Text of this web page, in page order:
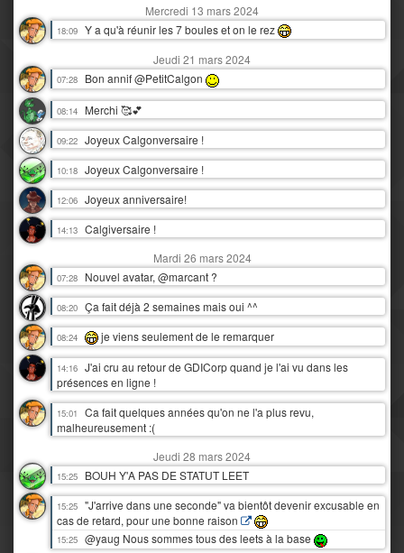
Mercredi 13 mars 2024
18:09 Y a qu'à réunir les 7 boules et on le rez
Jeudi 21 mars 2024
07:28 Bon annif @PetitCalgon
08:14 Merchi 🥰💕
09:22 Joyeux Calgonversaire !
10:18 Joyeux Calgonversaire !
12:06 Joyeux anniversaire!
14:13 Calgiversaire !
Mardi 26 mars 2024
07:28 Nouvel avatar, @marcant ?
08:20 Ça fait déjà 2 semaines mais oui ^^
08:24 je viens seulement de le remarquer
14:16 J'ai cru au retour de GDICorp quand je l'ai vu dans les
présences en ligne !
15:01
Ca fait quelques années qu'on ne l'a plus revu,
malheureusement :(
Jeudi 28 mars 2024
15:25 BOUH Y'A PAS DE STATUT LEET
15:25 "J'arrive dans une seconde" va bientôt devenir excusable en
cas de retard, pour une bonne raison
15:25 @yaug Nous sommes tous des leets à la base